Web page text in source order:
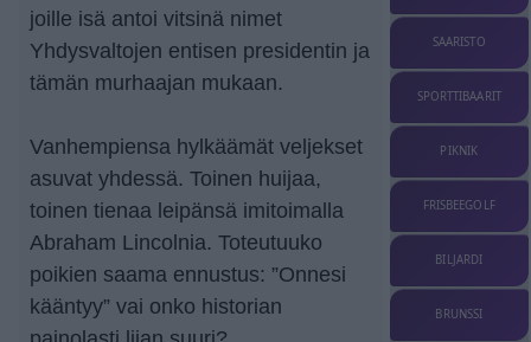
joille isä antoi vitsinä nimet
Yhdysvaltojen entisen presidentin ja
tämän murhaajan mukaan.
Vanhempiensa hylkäämät veljekset
asuvat yhdessä. Toinen huijaa,
toinen tienaa leipänsä imitoimalla
Abraham Lincolnia. Toteutuuko
poikien saama ennustus: ”Onnesi
kääntyy” vai onko historian
SAARISTO
SPORTTIBAARIT
PIKNIK
FRISBEEGOLF
BILJARDI
BRUNSSI